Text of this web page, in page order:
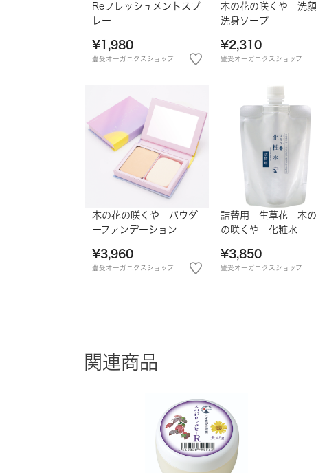
Reフレッシュメントスプ
レー
¥1,980
豊受オーガニクスショップ
木の花の咲くや 洗顔
洗身ソープ
¥2,310
豊受オーガニクスショップ
木の花の咲くや パウダ
ーファンデーション
¥3,960
豊受オーガニクスショップ
詰替用 生草花 木
の咲くや 化粧水
¥3,850
豊受オーガニクスショップ
関連商品